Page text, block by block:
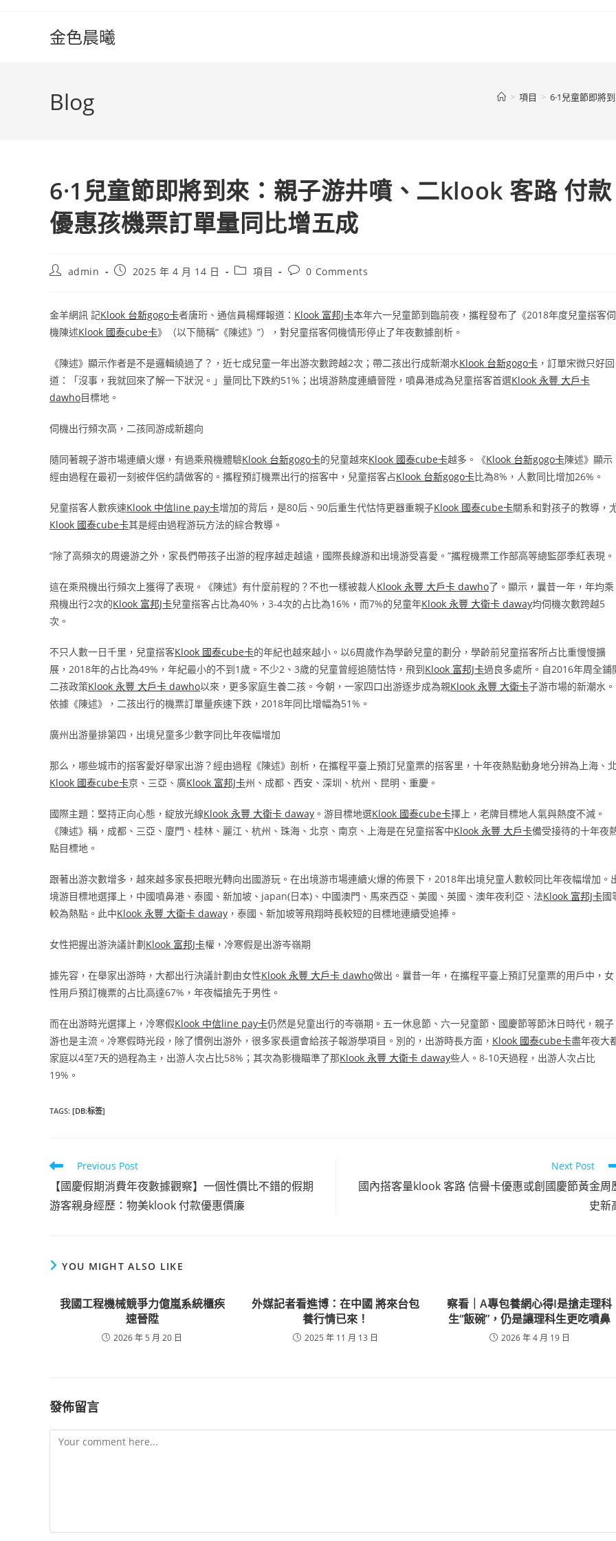
金色晨曦
Blog > 項目 > 6·1兒童節即將
6·1兒童節即將到來：親子游井噴、二klook 客路 付款
優惠孩機票訂單量同比增五成
Postadmin
Post2025 年 4 月 14 日
Post項目
Post0 Comments
金羊網訊 記Klook 台新gogo卡者唐珩、通信員楊輝報道： Klook 富邦J卡本年六一兒童節到臨前夜，攜程發布了《2018年度兒童搭客伺
機陳述Klook 國泰cube卡》（以下簡稱“《陳述》”），對兒童搭客伺機情形停止了年夜數據剖析。
《陳述》顯示作者是不是邏輯繞過了？，近七成兒童一年出游次數跨越2次；帶二孩出行成新潮水Klook 台新gogo卡 ，訂單宋微只好回
道：「沒事，我就回來了解一下狀況。」量同比下跌約51%；出境游熱度連續晉陞，噴鼻港成為兒童搭客首選Klook 永豐 大戶卡
dawho目標地。
伺機出行頻次高，二孩同游成新趨向
隨同著親子游市場連續火爆，有過乘飛機體驗Klook 台新gogo卡的兒童越來Klook 國泰cube卡越多。《Klook 台新gogo卡陳述》顯示
經由過程在最初一刻被伴侶約請做客的。攜程預訂機票出行的搭客中，兒童搭客占Klook 台新gogo卡比為8%，人數同比增加26%。
兒童搭客人數疾速Klook 中信line pay卡增加的背后，是80后、90后重生代怙恃更器重親子Klook 國泰cube卡關系和對孩子的教導，
Klook 國泰cube卡其是經由過程游玩方法的綜合教導。
“除了高頻次的周邊游之外，家長們帶孩子出游的程序越走越遠，國際長線游和出境游受喜愛。”攜程機票工作部高等總監邵季紅表現。
這在乘飛機出行頻次上獲得了表現。《陳述》有什麼前程的？不也一樣被裁人Klook 永豐 大戶卡 dawho了。顯示，曩昔一年，年均乘
飛機出行2次的Klook 富邦J卡兒童搭客占比為40%，3-4次的占比為16%，而7%的兒童年Klook 永豐 大衛卡 daway均伺機次數跨越5
次。
不只人數一日千里，兒童搭客Klook 國泰cube卡的年紀也越來越小。以6周歲作為學齡兒童的劃分，學齡前兒童搭客所占比重慢慢擴
展，2018年的占比為49%，年紀最小的不到1歲。不少2、3歲的兒童曾經追隨怙恃，飛到Klook 富邦J卡過良多處所。自2016年周全鋪
二孩政策Klook 永豐 大戶卡 dawho以來，更多家庭生養二孩。今朝，一家四口出游逐步成為親Klook 永豐 大衛卡子游市場的新潮水。
依據《陳述》，二孩出行的機票訂單量疾速下跌，2018年同比增幅為51%。
廣州出游量排第四，出境兒童多少數字同比年夜幅增加
那么，哪些城市的搭客愛好舉家出游？經由過程《陳述》剖析，在攜程平臺上預訂兒童票的搭客里，十年夜熱點動身地分辨為上海、北
Klook 國泰cube卡京、三亞、廣Klook 富邦J卡州、成都、西安、深圳、杭州、昆明、重慶。
國際主題：堅持正向心態，綻放光線Klook 永豐 大衛卡 daway 。游目標地選Klook 國泰cube卡擇上，老牌目標地人氣與熱度不減。
《陳述》稱，成都、三亞、廈門、桂林、麗江、杭州、珠海、北京、南京、上海是在兒童搭客中Klook 永豐 大戶卡備受接待的十年夜
點目標地。
跟著出游次數增多，越來越多家長把眼光轉向出國游玩。在出境游市場連續火爆的佈景下，2018年出境兒童人數較同比年夜幅增加。
境游目標地選擇上，中國噴鼻港、泰國、新加坡、japan(日本)、中國澳門、馬來西亞、美國、英國、澳年夜利亞、法Klook 富邦J卡國
較為熱點。此中Klook 永豐 大衛卡 daway ，泰國、新加坡等飛翔時長較短的目標地連續受追捧。
女性把握出游決議計劃Klook 富邦J卡權，冷寒假是出游岑嶺期
據先容，在舉家出游時，大都出行決議計劃由女性Klook 永豐 大戶卡 dawho做出。曩昔一年，在攜程平臺上預訂兒童票的用戶中，女
性用戶預訂機票的占比高達67%，年夜幅搶先于男性。
而在出游時光選擇上，冷寒假Klook 中信line pay卡仍然是兒童出行的岑嶺期。五一休息節、六一兒童節、國慶節等節沐日時代，親子
游也是主流。冷寒假時光段，除了慣例出游外，很多家長還會給孩子報游學項目。別的，出游時長方面， Klook 國泰cube卡盡年夜大
家庭以4至7天的過程為主，出游人次占比58%；其次為影機瞄準了那Klook 永豐 大衛卡 daway些人。8-10天過程，出游人次占比
19%。
TAGS: [DB:标签]
Read
more
articles
Previous Post
【國慶假期消費年夜數據觀察】一個性價比不錯的假期
游客親身經歷：物美klook 付款優惠價廉
Next Post
國內搭客量klook 客路 信譽卡優惠或創國慶節黃金周
史新
YOU MIGHT ALSO LIKE
我國工程機械競爭力億嵐系統櫃疾
速晉陞
2026 年 5 月 20 日
外媒記者看進博：在中國 將來台包
養行情已來！
2025 年 11 月 13 日
察看｜A專包養網心得I是搶走理科
生“飯碗”，仍是讓理科生更吃噴鼻
2026 年 4 月 19 日
發佈留言
Comment